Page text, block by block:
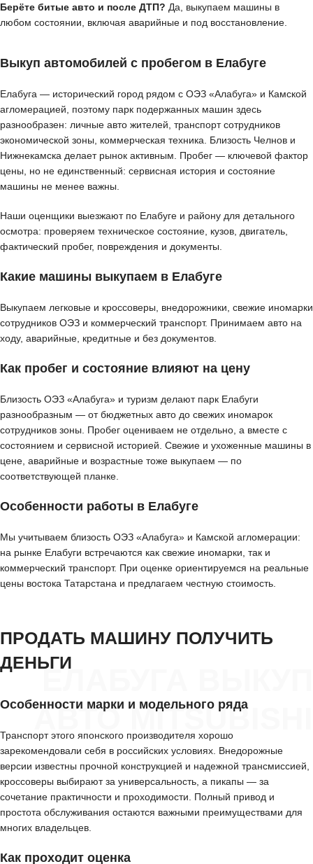
Берёте битые авто и после ДТП? Да, выкупаем машины в
любом состоянии, включая аварийные и под восстановление.
Выкуп автомобилей с пробегом в Елабуге
Елабуга — исторический город рядом с ОЭЗ «Алабуга» и Камской
агломерацией, поэтому парк подержанных машин здесь
разнообразен: личные авто жителей, транспорт сотрудников
экономической зоны, коммерческая техника. Близость Челнов и
Нижнекамска делает рынок активным. Пробег — ключевой фактор
цены, но не единственный: сервисная история и состояние
машины не менее важны.
Наши оценщики выезжают по Елабуге и району для детального
осмотра: проверяем техническое состояние, кузов, двигатель,
фактический пробег, повреждения и документы.
Какие машины выкупаем в Елабуге
Выкупаем легковые и кроссоверы, внедорожники, свежие иномарки
сотрудников ОЭЗ и коммерческий транспорт. Принимаем авто на
ходу, аварийные, кредитные и без документов.
Как пробег и состояние влияют на цену
Близость ОЭЗ «Алабуга» и туризм делают парк Елабуги
разнообразным — от бюджетных авто до свежих иномарок
сотрудников зоны. Пробег оцениваем не отдельно, а вместе с
состоянием и сервисной историей. Свежие и ухоженные машины в
цене, аварийные и возрастные тоже выкупаем — по
соответствующей планке.
Особенности работы в Елабуге
Мы учитываем близость ОЭЗ «Алабуга» и Камской агломерации:
на рынке Елабуги встречаются как свежие иномарки, так и
коммерческий транспорт. При оценке ориентируемся на реальные
цены востока Татарстана и предлагаем честную стоимость.
ЕЛАБУГА ВЫКУП
АВТО MITSUBISHI
ПРОДАТЬ МАШИНУ ПОЛУЧИТЬ
ДЕНЬГИ
Особенности марки и модельного ряда
Транспорт этого японского производителя хорошо
зарекомендовали себя в российских условиях. Внедорожные
версии известны прочной конструкцией и надежной трансмиссией,
кроссоверы выбирают за универсальность, а пикапы — за
сочетание практичности и проходимости. Полный привод и
простота обслуживания остаются важными преимуществами для
многих владельцев.
Как проходит оценка